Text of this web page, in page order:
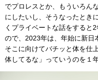
でプロレスとか、もういろん
にしたいし、そうなったとき
くプライベートな話をすると
ので、2023年は、年始に新日
そこに向けてバチッと体を仕
体してるな」っていうのを１